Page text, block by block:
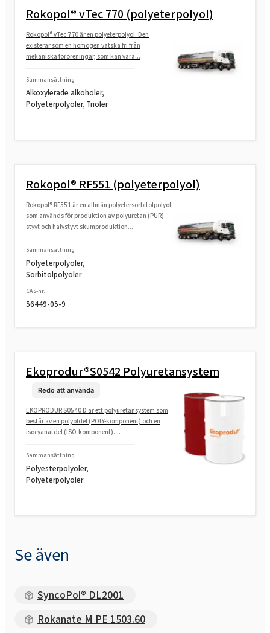
Rokopol® G1000 (polyeterpolyol)
Rokopol® G441 (polyeterpolyol)
Rokopol® G500 (polyeterpolyol)
Rokopol® GS364 (polyeterpolyol)
Rokopol® GS484 (polyeterpolyol)
Rokopol® M1140 (polyeterpolyol)
Rokopol® M1145 (polyeterpolyol)
Rokopol® M1180 (polyeterpolyol)
Rokopol® M5000 (polyeterpolyol)
Rokopol® MH2000 (polyeterpolyol)
Rokopol® vTec 770 (polyeterpolyol)
Rokopol® vTec 770 är en polyeterpolyol. Den
existerar som en homogen vätska fri från
mekaniska föroreningar, som kan vara...
Sammansättning
Alkoxylerade alkoholer,
Polyeterpolyoler, Trioler
Rokopol® RF551 (polyeterpolyol)
Rokopol® RF551 är en allmän polyetersorbitolpolyol
som används för produktion av polyuretan (PUR)
styvt och halvstyvt skumproduktion...
Sammansättning
Polyeterpolyoler,
Sorbitolpolyoler
CAS-nr.
56449-05-9
Ekoprodur®S0542 Polyuretansystem
Redo att använda
EKOPRODUR S0540 D är ett polyuretansystem som
består av en polyoldel (POLY-komponent) och en
isocyanatdel (ISO-komponent)....
Sammansättning
Polyesterpolyoler,
Polyeterpolyoler
Se även
SyncoPol® DL2001
Rokanate M PE 1503.60